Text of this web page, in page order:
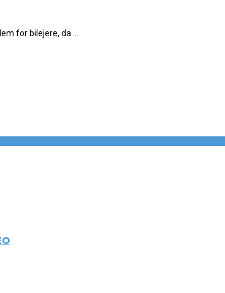
for bilejere, da ...